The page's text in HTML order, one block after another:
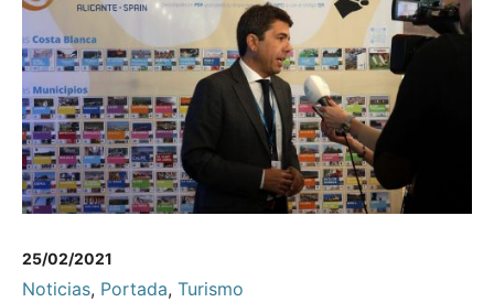
25/02/2021
Noticias, Portada, Turismo